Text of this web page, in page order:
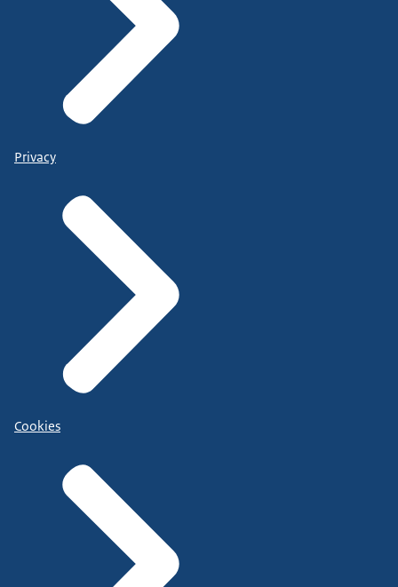
Privacy
Cookies